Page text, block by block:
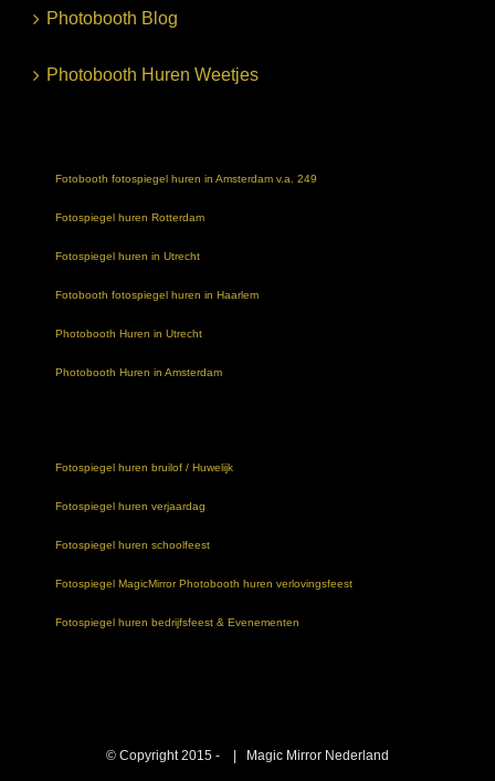
Photobooth Blog
Photobooth Huren Weetjes
Fotobooth fotospiegel huren in Amsterdam v.a. 249
Fotospiegel huren Rotterdam
Fotospiegel huren in Utrecht
Fotobooth fotospiegel huren in Haarlem
Photobooth Huren in Utrecht
Photobooth Huren in Amsterdam
Fotospiegel huren bruilof / Huwelijk
Fotospiegel huren verjaardag
Fotospiegel huren schoolfeest
Fotospiegel MagicMirror Photobooth huren verlovingsfeest
Fotospiegel huren bedrijfsfeest & Evenementen
© Copyright 2015 - | Magic Mirror Nederland